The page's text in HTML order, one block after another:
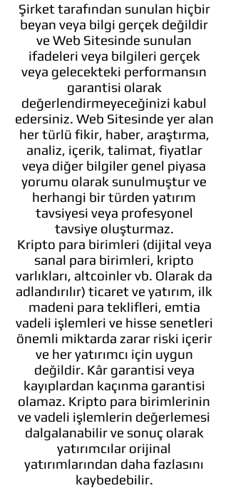
Şirket tarafından sunulan hiçbir
beyan veya bilgi gerçek değildir
ve Web Sitesinde sunulan
ifadeleri veya bilgileri gerçek
veya gelecekteki performansın
garantisi olarak
değerlendirmeyeceğinizi kabul
edersiniz. Web Sitesinde yer alan
her türlü fikir, haber, araştırma,
analiz, içerik, talimat, fiyatlar
veya diğer bilgiler genel piyasa
yorumu olarak sunulmuştur ve
herhangi bir türden yatırım
tavsiyesi veya profesyonel
tavsiye oluşturmaz.
Kripto para birimleri (dijital veya
sanal para birimleri, kripto
varlıkları, altcoinler vb. Olarak da
adlandırılır) ticaret ve yatırım, ilk
madeni para teklifleri, emtia
vadeli işlemleri ve hisse senetleri
önemli miktarda zarar riski içerir
ve her yatırımcı için uygun
değildir. Kâr garantisi veya
kayıplardan kaçınma garantisi
olamaz. Kripto para birimlerinin
ve vadeli işlemlerin değerlemesi
dalgalanabilir ve sonuç olarak
yatırımcılar orijinal
yatırımlarından daha fazlasını
kaybedebilir.